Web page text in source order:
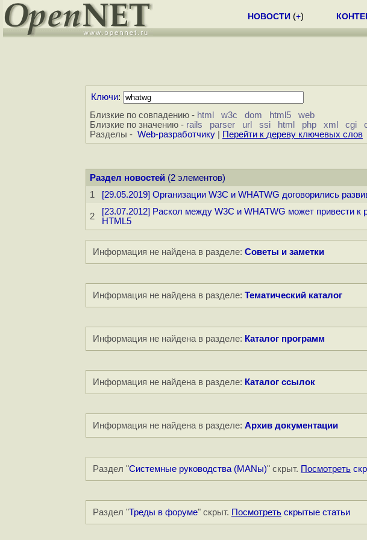
НОВОСТИ (+)
Ключи:
Близкие по совпадению - html w3c dom html5
web
Близкие по значению - rails parser url ssi html php xml cgi
Разделы - Web-разработчику Перейти к дереву ключевых слов
Раздел новостей (2 элементов)
1
[29.05.2019] Организации W3C и WHATWG договорились
2
[23.07.2012] Раскол между W3C и WHATWG может привести к
HTML5
Информация не найдена в разделе: Советы и заметки
Информация не найдена в разделе: Тематический каталог
Информация не найдена в разделе: Каталог программ
Информация не найдена в разделе: Каталог ссылок
Информация не найдена в разделе: Архив документации
Раздел "Системные руководства (MANы)" скрыт. Посмотреть
Раздел "Треды в форуме" скрыт. Посмотреть скрытые статьи